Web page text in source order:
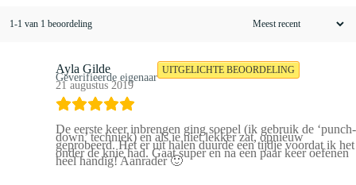
1-1 van 1 beoordeling
Ayla Gilde
Geverifieerde eigenaar
UITGELICHTE BEOORDELING
21 augustus 2019
De eerste keer inbrengen ging soepel (ik gebruik de ‘punch-
down’ techniek) en als ie niet lekker zat, opnieuw
geprobeerd. Het er uit halen duurde een tijdje voordat ik het
onder de knie had. Gaat super en na een paar keer oefenen
heel handig! Aanrader 🙂